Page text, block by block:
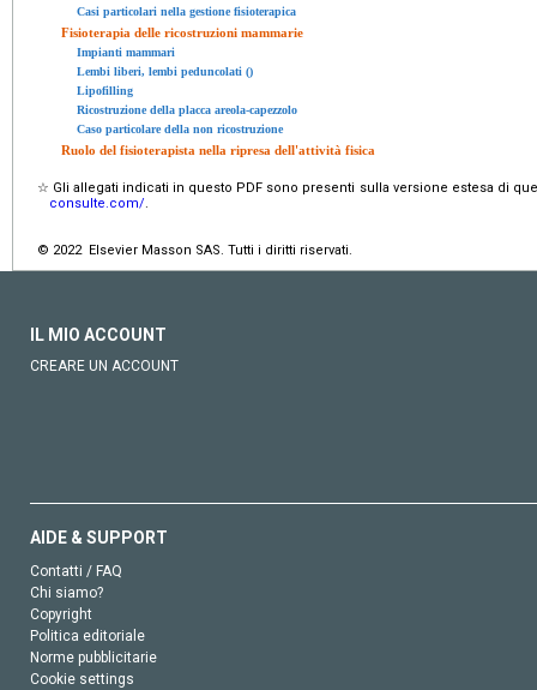
Casi particolari nella gestione fisioterapica
Fisioterapia delle ricostruzioni mammarie
Impianti mammari
Lembi liberi, lembi peduncolati ()
Lipofilling
Ricostruzione della placca areola-capezzolo
Caso particolare della non ricostruzione
Ruolo del fisioterapista nella ripresa dell'attività fisica
☆ Gli allegati indicati in questo PDF sono presenti sulla versione estesa di
consulte.com/.
© 2022 Elsevier Masson SAS. Tutti i diritti riservati.
IL MIO ACCOUNT
CREARE UN ACCOUNT
AIDE & SUPPORT
Contatti / FAQ
Chi siamo?
Copyright
Politica editoriale
Norme pubblicitarie
Cookie settings